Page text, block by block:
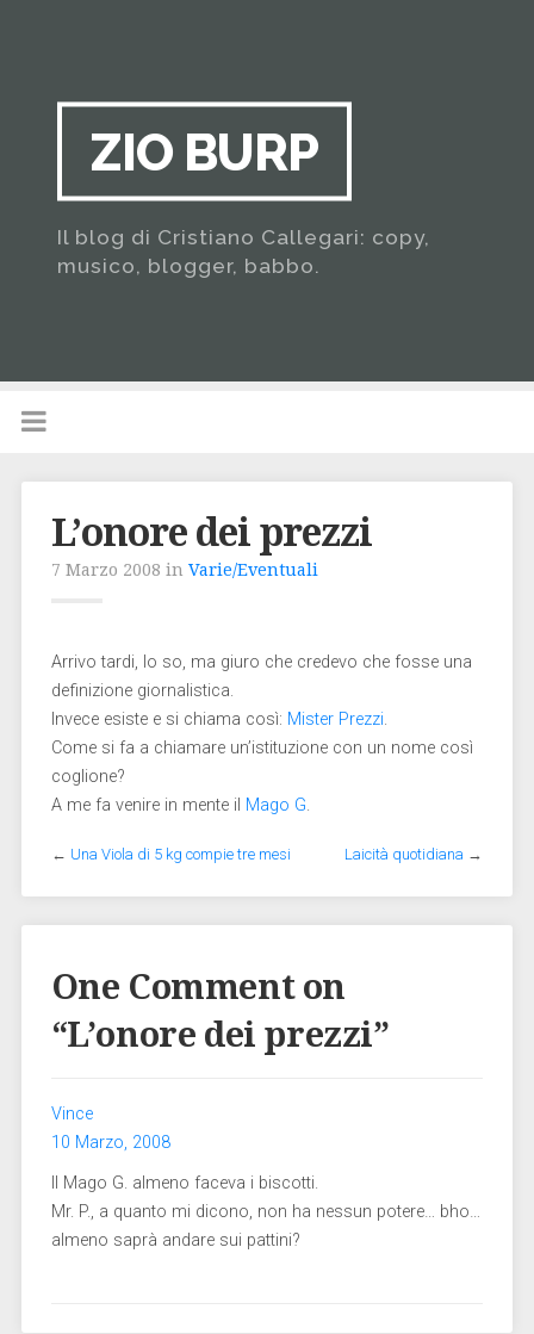
ZIO BURP
Il blog di Cristiano Callegari: copy,
musico, blogger, babbo.
L’onore dei prezzi
7 Marzo 2008 in Varie/Eventuali
Arrivo tardi, lo so, ma giuro che credevo che fosse una
definizione giornalistica.
Invece esiste e si chiama così: Mister Prezzi.
Come si fa a chiamare un’istituzione con un nome così
coglione?
A me fa venire in mente il Mago G.
← Una Viola di 5 kg compie tre mesi Laicità quotidiana →
One Comment on
“L’onore dei prezzi”
Vince
10 Marzo, 2008
Il Mago G. almeno faceva i biscotti.
Mr. P., a quanto mi dicono, non ha nessun potere… bho…
almeno saprà andare sui pattini?